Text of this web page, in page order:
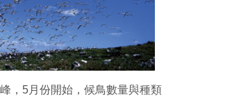
，5月份開始，候鳥數量與種類